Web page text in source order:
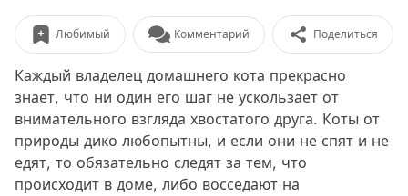
Любимый Комментарий Поделиться
Каждый владелец домашнего кота прекрасно
знает, что ни один его шаг не ускользает от
внимательного взгляда хвостатого друга. Коты от
природы дико любопытны, и если они не спят и не
едят, то обязательно следят за тем, что
происходит в доме, либо восседают на